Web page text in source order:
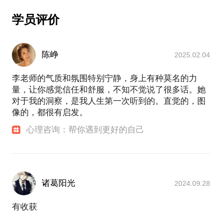
【在行郑重提示】：此话题内容仅为该行家在心理领
如您或您的家人有诊疗需求，在行请您前往正规医院
进行就诊。本话题内容及行家观点不代表平台观点，
平台对话题内容不予担保，烦请知悉。
过4000小时。至今仍保持着每周一次的个案督导和高
频个人分析、体验的经历。探索过程中，无论什么样
的问题出现我相信都牵涉着人性。建立完善的自我和
人格，往往比掌握一个具体的解决方案来得更为积极
和有效。心理咨询是一个长期工作的过程，一次沟通
很难根本性的解决问题，调整合适的心理预期也是很
重要的。
进行就诊。本话题内容及行家观点不代表平台观点，
平台对话题内容不予担保，烦请知悉。
长期接受个人体验（个人体验时数＞1000小时）
【个人经历】
作为一个个人执业10年的独立咨询师，我接触过大量
个人成长的案例。我对当下备受关注的空心病、空虚
感、生活热情等话题尤其感兴趣。 跨界是我想给你留
下的印象，因为转作咨询师之前，我有多年留英的商
科背景以及企业工作经验。 现在我作为一名已经执业
度帮到你。
以下是我转行前的资料，希望给你留下一个立体的印
象。
学员评价
陈峥 2025.02.04
李老师的气质和氛围特别宁静，身上有种莫名的力
量，让你感觉信任和舒服，不知不觉说了很多话。她
对于我的洞察，是我人生第一次听到的。直觉的，图
像的，都很有启发。
心理咨询：帮你遇到更好的自己
诸葛阳光 2024.09.28
有收获